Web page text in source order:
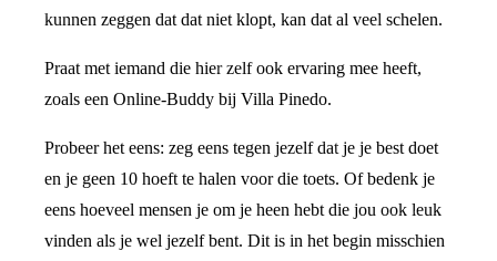
kunnen zeggen dat dat niet klopt, kan dat al veel schelen.
Praat met iemand die hier zelf ook ervaring mee heeft,
zoals een Online-Buddy bij Villa Pinedo.
Probeer het eens: zeg eens tegen jezelf dat je je best doet
en je geen 10 hoeft te halen voor die toets. Of bedenk je
eens hoeveel mensen je om je heen hebt die jou ook leuk
vinden als je wel jezelf bent. Dit is in het begin misschien